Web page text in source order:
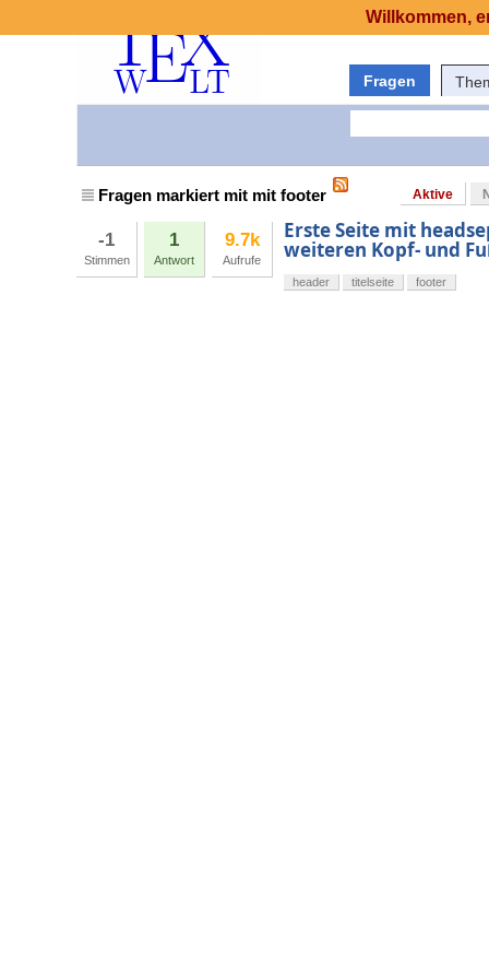
Fragen
Fragen markiert mit mit footer Aktive
-1
Stimmen
1
Antwort
9.7k
Aufrufe
Erste Seite mit
weiteren Kopf- und
header titelseite footer
Willkommen,